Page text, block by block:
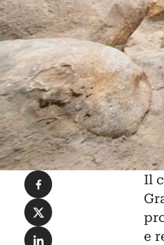
Il
e
Condividi su
Condividi su X
Condividi su